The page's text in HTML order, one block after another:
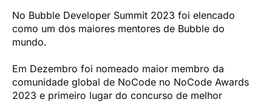
No Bubble Developer Summit 2023 foi elencado
como um dos maiores mentores de Bubble do
mundo.
Em Dezembro foi nomeado maior membro da
comunidade global de NoCode no NoCode Awards
2023 e primeiro lugar do concurso de melhor